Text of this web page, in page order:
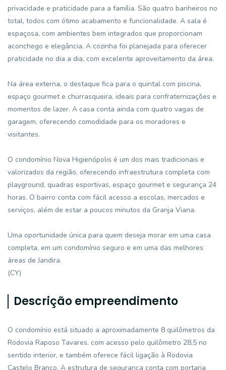
privacidade e praticidade para a família. São quatro banheiros no
total, todos com ótimo acabamento e funcionalidade. A sala é
espaçosa, com ambientes bem integrados que proporcionam
aconchego e elegância. A cozinha foi planejada para oferecer
praticidade no dia a dia, com excelente aproveitamento da área.
Na área externa, o destaque fica para o quintal com piscina,
espaço gourmet e churrasqueira, ideais para confraternizações e
momentos de lazer. A casa conta ainda com quatro vagas de
garagem, oferecendo comodidade para os moradores e
visitantes.
O condomínio Nova Higienópolis é um dos mais tradicionais e
valorizados da região, oferecendo infraestrutura completa com
playground, quadras esportivas, espaço gourmet e segurança 24
horas. O bairro conta com fácil acesso a escolas, mercados e
serviços, além de estar a poucos minutos da Granja Viana.
Uma oportunidade única para quem deseja morar em uma casa
completa, em um condomínio seguro e em uma das melhores
áreas de Jandira.
(CY)
Descrição empreendimento
O condomínio está situado a aproximadamente 8 quilômetros da
Rodovia Raposo Tavares, com acesso pelo quilômetro 28,5 no
sentido interior, e também oferece fácil ligação à Rodovia
Castelo Branco. A estrutura de segurança conta com portaria